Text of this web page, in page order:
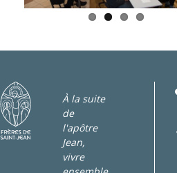
À la suite
de
l'apôtre
Jean,
vivre